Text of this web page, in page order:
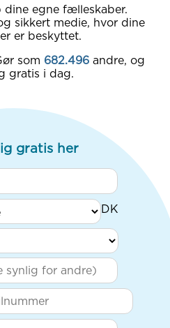
egne fælleskaber.
sikkert medie, hvor dine
er beskyttet.
som 682.496 andre, og
gratis i dag.
gratis her